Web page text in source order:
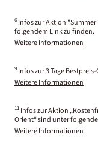
6 Infos zur Aktion "Summer
folgendem Link zu finden.
Weitere Informationen
9 Infos zur 3 Tage
Weitere Informationen
11 Infos zur Aktion
Orient“ sind unter
Weitere Informationen